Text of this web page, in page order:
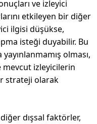
ve izleyici
etkileyen bir diğer
ilgisi düşükse,
isteği duyabilir. Bu
olması,
izleyicilerin
strateji olarak
dışsal faktörler,